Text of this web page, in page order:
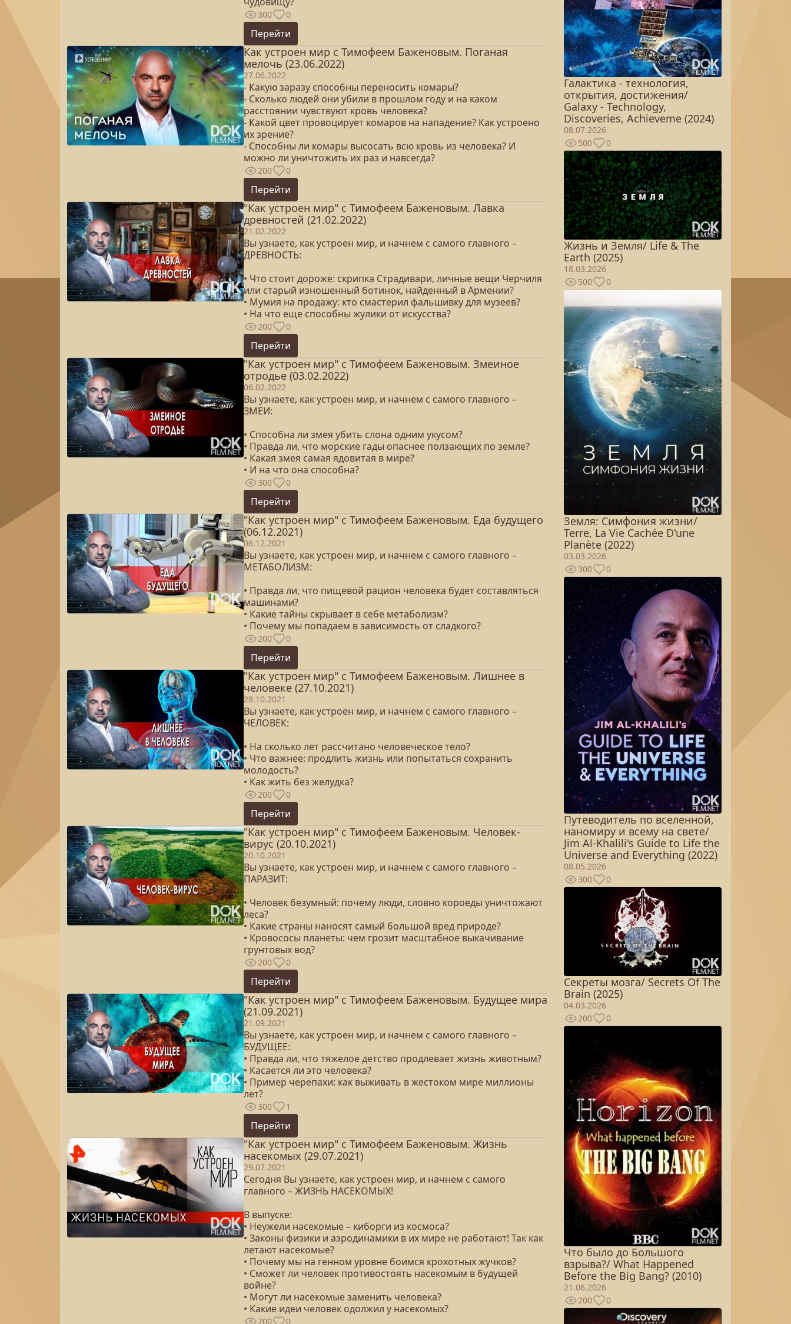
300 0
Перейти
Как устроен мир с Тимофеем Баженовым. Поганая
мелочь (23.06.2022)
27.06.2022
- Какую заразу способны переносить комары?
- Сколько людей они убили в прошлом году и на каком
расстоянии чувствуют кровь человека?
- Какой цвет провоцирует комаров на нападение? Как устроено
их зрение?
- Способны ли комары высосать всю кровь из человека? И
можно ли уничтожить их раз и навсегда?
200 0
Перейти
"Как устроен мир" с Тимофеем Баженовым. Лавка
древностей (21.02.2022)
21.02.2022
Вы узнаете, как устроен мир, и начнем с самого главного –
ДРЕВНОСТЬ:
• Что стоит дороже: скрипка Страдивари, личные вещи Черчиля
или старый изношенный ботинок, найденный в Армении?
• Мумия на продажу: кто смастерил фальшивку для музеев?
• На что еще способны жулики от искусства?
200 0
Перейти
"Как устроен мир" с Тимофеем Баженовым. Змеиное
отродье (03.02.2022)
06.02.2022
Вы узнаете, как устроен мир, и начнем с самого главного –
ЗМЕИ:
• Способна ли змея убить слона одним укусом?
• Правда ли, что морские гады опаснее ползающих по земле?
• Какая змея самая ядовитая в мире?
• И на что она способна?
300 0
Перейти
"Как устроен мир" с Тимофеем Баженовым. Еда будущего
(06.12.2021)
06.12.2021
Вы узнаете, как устроен мир, и начнем с самого главного –
МЕТАБОЛИЗМ:
• Правда ли, что пищевой рацион человека будет составляться
машинами?
• Какие тайны скрывает в себе метаболизм?
• Почему мы попадаем в зависимость от сладкого?
200 0
Перейти
"Как устроен мир" с Тимофеем Баженовым. Лишнее в
человеке (27.10.2021)
28.10.2021
Вы узнаете, как устроен мир, и начнем с самого главного –
ЧЕЛОВЕК:
• На сколько лет рассчитано человеческое тело?
• Что важнее: продлить жизнь или попытаться сохранить
молодость?
• Как жить без желудка?
200 0
Перейти
"Как устроен мир" с Тимофеем Баженовым. Человек-
вирус (20.10.2021)
20.10.2021
Вы узнаете, как устроен мир, и начнем с самого главного –
ПАРАЗИТ:
• Человек безумный: почему люди, словно короеды уничтожают
леса?
• Какие страны наносят самый большой вред природе?
• Кровососы планеты: чем грозит масштабное выкачивание
грунтовых вод?
200 0
Перейти
"Как устроен мир" с Тимофеем Баженовым. Будущее мира
(21.09.2021)
21.09.2021
Вы узнаете, как устроен мир, и начнем с самого главного –
БУДУЩЕЕ:
• Правда ли, что тяжелое детство продлевает жизнь животным?
• Касается ли это человека?
• Пример черепахи: как выживать в жестоком мире миллионы
лет?
300 1
Перейти
"Как устроен мир" с Тимофеем Баженовым. Жизнь
насекомых (29.07.2021)
29.07.2021
Сегодня Вы узнаете, как устроен мир, и начнем с самого
главного – ЖИЗНЬ НАСЕКОМЫХ!
В выпуске:
• Неужели насекомые – киборги из космоса?
• Законы физики и аэродинамики в их мире не работают! Так как
летают насекомые?
• Почему мы на генном уровне боимся крохотных жучков?
• Сможет ли человек противостоять насекомым в будущей
войне?
• Могут ли насекомые заменить человека?
• Какие идеи человек одолжил у насекомых?
700 0
Галактика - технология,
открытия, достижения/
Galaxy - Technology,
Discoveries, Achieveme (2024)
08.07.2026
500
0
Жизнь и Земля/ Life & The
Earth (2025)
18.03.2026
500
0
Земля: Симфония жизни/
Terre, La Vie Cachée D'une
Planète (2022)
03.03.2026
300
0
Путеводитель по вселенной,
наномиру и всему на свете/
Jim Al-Khalili's Guide to Life the
Universe and Everything (2022)
08.05.2026
300
0
Секреты мозга/ Secrets Of The
Brain (2025)
04.03.2026
200
0
Что было до Большого
взрыва?/ What Happened
Before the Big Bang? (2010)
21.06.2026
200
0